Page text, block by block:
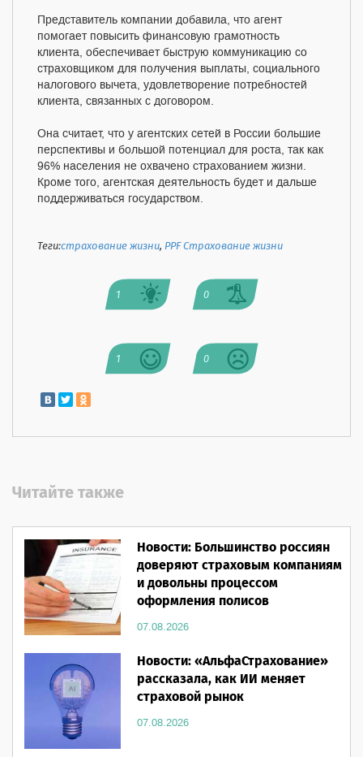
Представитель компании добавила, что агент
помогает повысить финансовую грамотность
клиента, обеспечивает быструю коммуникацию со
страховщиком для получения выплаты, социального
налогового вычета, удовлетворение потребностей
клиента, связанных с договором.
Она считает, что у агентских сетей в России большие
перспективы и большой потенциал для роста, так как
96% населения не охвачено страхованием жизни.
Кроме того, агентская деятельность будет и дальше
поддерживаться государством.
Теги:страхование жизни, PPF Страхование жизни
1 0
1 0
Читайте также
Новости: Большинство россиян
доверяют страховым компаниям
и довольны процессом
оформления полисов
07.08.2026
Новости: «АльфаСтрахование»
рассказала, как ИИ меняет
страховой рынок
07.08.2026